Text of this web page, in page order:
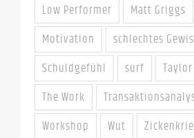
Low Performer
Matt Griggs
Motivation
schlechtes
Schuldgefühl
surf
The Work
Workshop
Wut